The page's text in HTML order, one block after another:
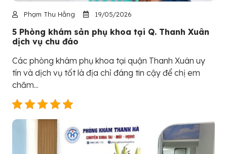
Phạm Thu Hằng 19/05/2026
5 Phòng khám sản phụ khoa tại Q. Thanh Xuân
dịch vụ chu đáo
Các phòng khám phụ khoa tại quận Thanh Xuân uy
tín và dịch vụ tốt là địa chỉ đáng tin cậy để chị em
chăm...